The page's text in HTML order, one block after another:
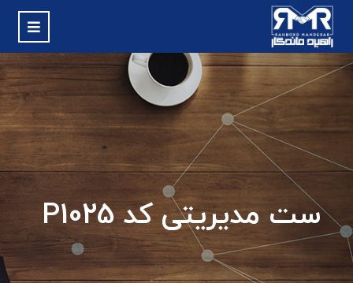
ست مدیریتی کد P1025